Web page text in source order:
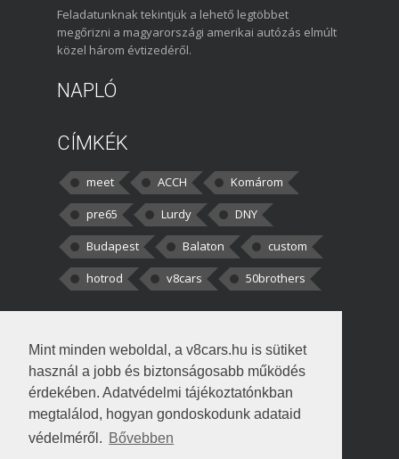
Mint minden weboldal, a v8cars.hu is sütiket
használ a jobb és biztonságosabb működés
érdekében. Adatvédelmi tájékoztatónkban
megtalálod, hogyan gondoskodunk adataid
védelméről. Bővebben
Feladatunknak tekintjük a lehető legtöbbet
megőrizni a magyarországi amerikai autózás elmúlt
közel három évtizedéről.
NAPLÓ
CÍMKÉK
meet ACCH
Komárom
pre65
Lurdy
DNY
Budapest
Balaton
custom
hotrod
v8cars 50brothers
kortisz:Elszúrtam! Én csak két
darabbaal számoltam. Nem tudtam, hogy fél autót,
Béke: Tényleg nagyon jó kérdés volt
!fasza Örültem is nagyon, amikor